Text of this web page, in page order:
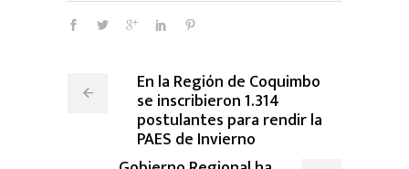
En la Región de Coquimbo
se inscribieron 1.314
postulantes para rendir la
PAES de Invierno